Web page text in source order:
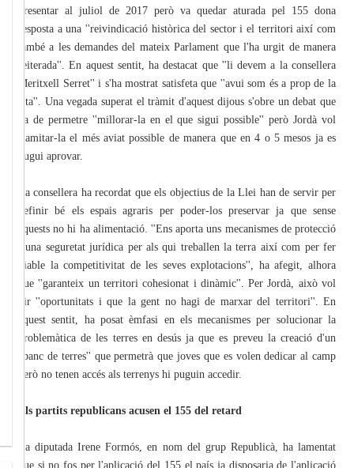
presentar al juliol de 2017 però va quedar aturada pel 155 dona
resposta a una ''reivindicació històrica del sector i el territori així com
també a les demandes del mateix Parlament que l'ha urgit de manera
reiterada''. En aquest sentit, ha destacat que ''li devem a la consellera
Meritxell Serret'' i s'ha mostrat satisfeta que ''avui som és a prop de la
fita''. Una vegada superat el tràmit d'aquest dijous s'obre un debat que
ha de permetre ''millorar-la en el que sigui possible'' però Jordà vol
tramitar-la el més aviat possible de manera que en 4 o 5 mesos ja es
pugui aprovar.
La consellera ha recordat que els objectius de la Llei han de servir per
definir bé els espais agraris per poder-los preservar ja que sense
aquests no hi ha alimentació. ''Ens aporta uns mecanismes de protecció
i una seguretat jurídica per als qui treballen la terra així com per fer
viable la competitivitat de les seves explotacions'', ha afegit, alhora
que ''garanteix un territori cohesionat i dinàmic''. Per Jordà, això vol
dir ''oportunitats i que la gent no hagi de marxar del territori''. En
aquest sentit, ha posat èmfasi en els mecanismes per solucionar la
problemàtica de les terres en desús ja que es preveu la creació d'un
''banc de terres'' que permetrà que joves que es volen dedicar al camp
però no tenen accés als terrenys hi puguin accedir.
Els partits republicans acusen el 155 del retard
La diputada Irene Formós, en nom del grup Republicà, ha lamentat
que si no fos per l'aplicació del 155 el país ja disposaria de l'aplicació